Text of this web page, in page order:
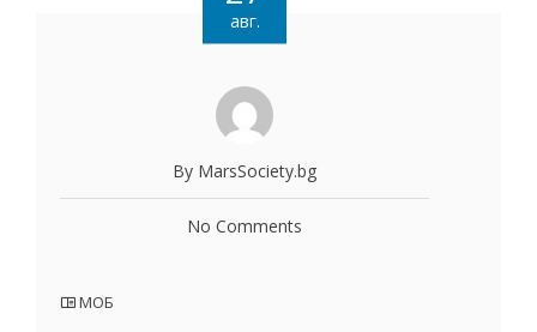
авг.
By MarsSociety.bg
No Comments
МОБ